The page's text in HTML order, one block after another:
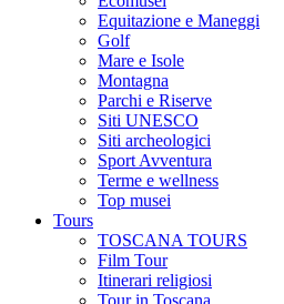
Equitazione e Maneggi
Golf
Mare e Isole
Montagna
Parchi e Riserve
Siti UNESCO
Siti archeologici
Sport Avventura
Terme e wellness
Top musei
Tours
TOSCANA TOURS
Film Tour
Itinerari religiosi